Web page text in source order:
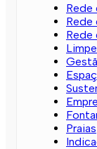
Rede
Rede
Rede
Praias